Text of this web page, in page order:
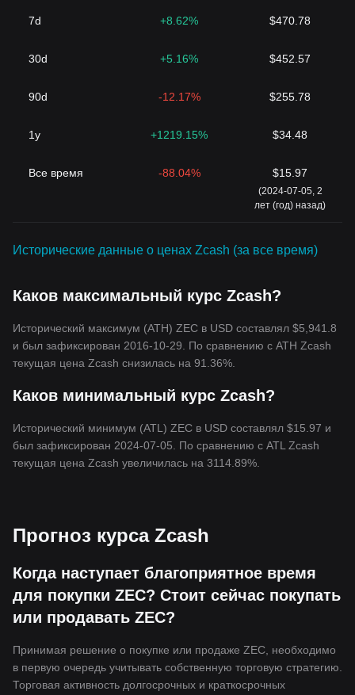
осознавать риски.
насколько важна конфиденциальность в финансовых
предлагает определенный уровень финансовой свободы и
как здравоохранение, управление и управление цепочками
В заключение
полненном рынке
криптовалют благодаря своей приверженности принципам
зашифрованные анонимные транзакции, предоставляя
позиционирует Zcash не только как цифровую валюту, но и как
финансовых операций. В условиях растущего спроса на
приватность онлайн-транзакций, уникальные возможности
Zcash делают его все более привлекательным выбором для
7d +8.62% $470.78
30d +5.16% $452.57
90d -12.17% $255.78
1y +1219.15% $34.48
Все время -88.04% $15.97
(2024-07-05, 2
лет (год) назад)
Исторические данные о ценах Zcash (за все время)
Каков максимальный курс Zcash?
Исторический максимум (ATH) ZEC в USD составлял $5,941.8
и был зафиксирован 2016-10-29. По сравнению с ATH Zcash
текущая цена Zcash снизилась на 91.36%.
Каков минимальный курс Zcash?
Исторический минимум (ATL) ZEC в USD составлял $15.97 и
был зафиксирован 2024-07-05. По сравнению с ATL Zcash
текущая цена Zcash увеличилась на 3114.89%.
Прогноз курса Zcash
Когда наступает благоприятное время
для покупки ZEC? Стоит сейчас покупать
или продавать ZEC?
Принимая решение о покупке или продаже ZEC, необходимо
в первую очередь учитывать собственную торговую стратегию.
Торговая активность долгосрочных и краткосрочных